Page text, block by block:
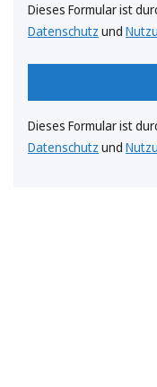
Dieses Formular ist
Datenschutz und
Dieses Formular ist
Datenschutz und